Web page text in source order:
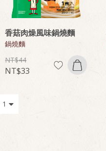
香菇肉燥風味鍋燒麵
鍋燒麵
44
33